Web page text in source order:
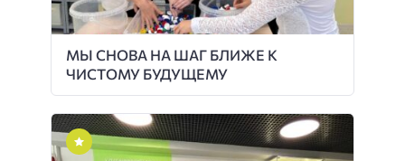
МЫ СНОВА НА ШАГ БЛИЖЕ К
ЧИСТОМУ БУДУЩЕМУ